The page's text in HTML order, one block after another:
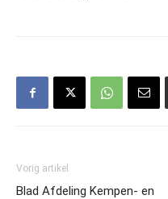
Vorig artikel
Blad Afdeling Kempen- en